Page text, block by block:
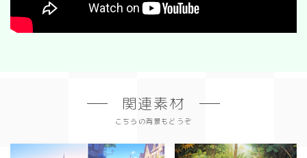
関連素材
こちらの背景もどうぞ